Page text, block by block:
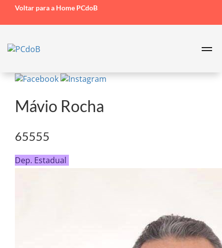
Voltar para a Home PCdoB
Mávio Rocha
65555
Dep. Estadual